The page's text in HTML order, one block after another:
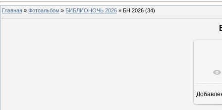
Главная » Фотоальбом » БИБЛИОНОЧЬ 2026 » БН 2026 (34)